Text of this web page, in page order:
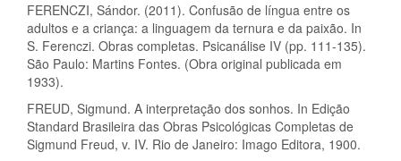
FERENCZI, Sándor. (2011). Confusão de língua entre os
adultos e a criança: a linguagem da ternura e da paixão. In
S. Ferenczi. Obras completas. Psicanálise IV (pp. 111-135).
São Paulo: Martins Fontes. (Obra original publicada em
1933).
FREUD, Sigmund. A interpretação dos sonhos. In Edição
Standard Brasileira das Obras Psicológicas Completas de
Sigmund Freud, v. IV. Rio de Janeiro: Imago Editora, 1900.